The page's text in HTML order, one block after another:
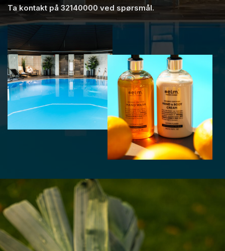
Ta kontakt på 32140000 ved spørsmål.